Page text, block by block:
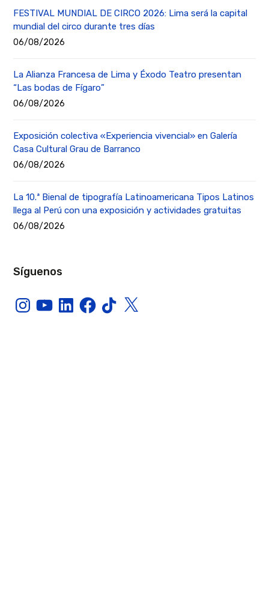
FESTIVAL MUNDIAL DE CIRCO 2026: Lima será la capital
mundial del circo durante tres días
06/08/2026
La Alianza Francesa de Lima y Éxodo Teatro presentan
“Las bodas de Fígaro”
06/08/2026
Exposición colectiva «Experiencia vivencial» en Galería
Casa Cultural Grau de Barranco
06/08/2026
La 10.ª Bienal de tipografía Latinoamericana Tipos Latinos
llega al Perú con una exposición y actividades gratuitas
06/08/2026
Síguenos
InstagramYouTubeLinkedInFacebook
TikTokX